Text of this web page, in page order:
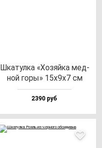
Шка­тул­ка «Хозяй­ка мед­
ной го­ры» 15х9х7 см
2390 руб